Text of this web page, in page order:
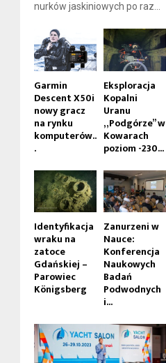
nurków jaskiniowych po raz...
Garmin
Descent X50i
nowy gracz
na rynku
komputerów..
.
Eksploracja
Kopalni
Uranu
„Podgórze” w
Kowarach
poziom -230...
Identyfikacja
wraku na
zatoce
Gdańskiej –
Parowiec
Königsberg
Zanurzeni w
Nauce:
Konferencja
Naukowych
Badań
Podwodnych
i...